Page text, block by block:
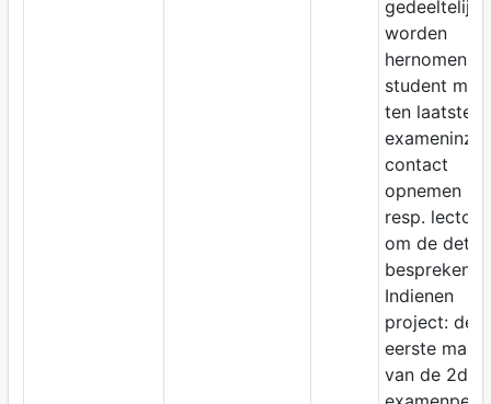
gedeeltelijk
worden
hernomen.
student
ten laatste
contact
opnemen bij
resp.
om de
bespreken.
Indienen
project: de
eerste
van de 2de